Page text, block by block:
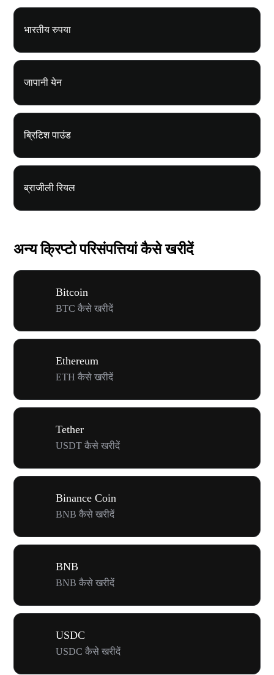
भारतीय रुपया
जापानी येन
ब्रिटिश पाउंड
ब्राजीली रियल
अन्य क्रिप्टो परिसंपत्तियां कैसे खरीदें
Bitcoin
BTC कैसे खरीदें
Ethereum
ETH कैसे खरीदें
Tether
USDT कैसे खरीदें
Binance Coin
BNB कैसे खरीदें
BNB
BNB कैसे खरीदें
USDC
USDC कैसे खरीदें